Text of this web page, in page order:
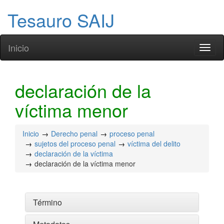
Tesauro SAIJ
Inicio
declaración de la
víctima menor
Inicio Derecho penal
proceso penal
sujetos del proceso penal
víctima del delito
declaración de la víctima
declaración de la víctima menor
Término